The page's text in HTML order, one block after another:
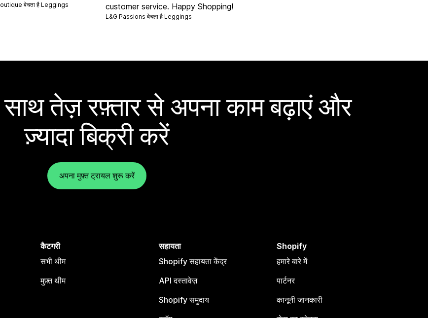
बेचता है Leggings
customer service. Happy Shopping!
L&G Passions बेचता है Leggings
तेज़ रफ़्तार से अपना काम बढ़ाएं और
ज़्यादा बिक्री करें
अपना मुफ़्त ट्रायल शुरू करें
कैटगरी
सभी थीम
मुफ़्त थीम
सहायता
Shopify सहायता केंद्र
API दस्तावेज़
Shopify समुदाय
Shopify
हमारे बारे में
पार्टनर
कानूनी जानकारी